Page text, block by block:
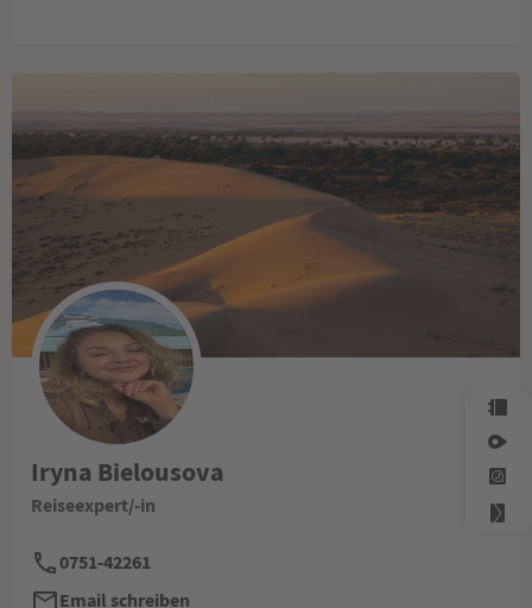
Iryna Bielousova
Reiseexpert/-in
0751-42261
Email schreiben